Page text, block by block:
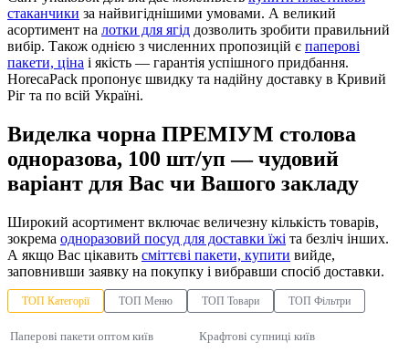
стаканчики за найвигіднішими умовами. А великий
асортимент на лотки для ягід дозволить зробити правильний
вибір. Також однією з численних пропозицій є паперові
пакети, ціна і якість — гарантія успішного придбання.
HorecaPack пропонує швидку та надійну доставку в Кривий
Ріг та по всій Україні.
Виделка чорна ПРЕМІУМ столова
одноразова, 100 шт/уп — чудовий
варіант для Вас чи Вашого закладу
Широкий асортимент включає величезну кількість товарів,
зокрема одноразовий посуд для доставки їжі та безліч інших.
А якщо Вас цікавить сміттєві пакети, купити вийде,
заповнивши заявку на покупку і вибравши спосіб доставки.
ТОП Категорії ТОП Меню ТОП Товари ТОП Фільтри
Паперові пакети оптом київ Крафтові супниці київ